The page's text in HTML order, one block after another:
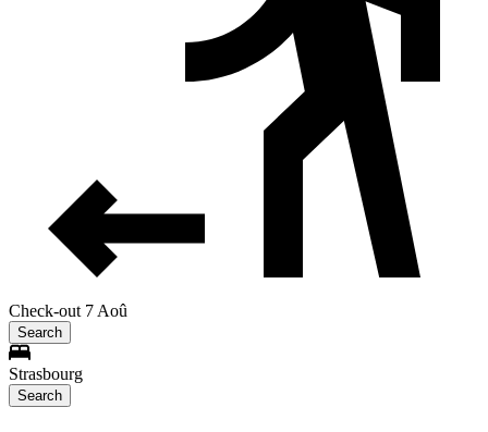
Check-out 7 Aoû
Search
Strasbourg
Search